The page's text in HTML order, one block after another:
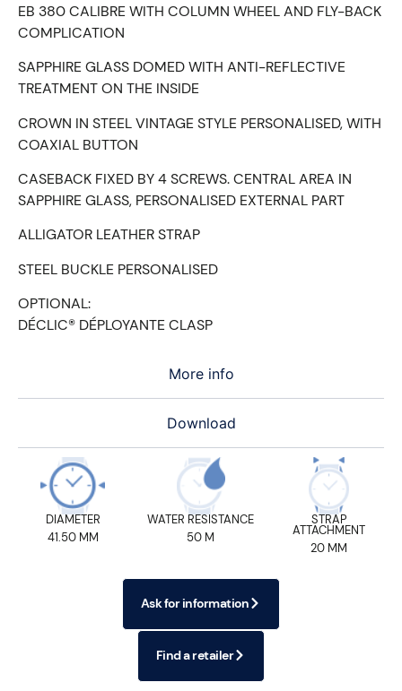
More info
Download
EB 380 CALIBRE WITH COLUMN WHEEL AND FLY-BACK
COMPLICATION
SAPPHIRE GLASS DOMED WITH ANTI-REFLECTIVE
TREATMENT ON THE INSIDE
CROWN IN STEEL VINTAGE STYLE PERSONALISED, WITH
COAXIAL BUTTON
CASEBACK FIXED BY 4 SCREWS. CENTRAL AREA IN
SAPPHIRE GLASS, PERSONALISED EXTERNAL PART
ALLIGATOR LEATHER STRAP
STEEL BUCKLE PERSONALISED
OPTIONAL:
DÉCLIC® DÉPLOYANTE CLASP
DIAMETER
41.50 MM
WATER RESISTANCE
50 M
STRAP
ATTACHMENT
20 MM
Ask for information
Find a retailer